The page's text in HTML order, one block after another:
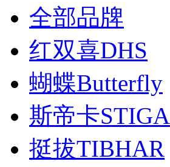
全部品牌
红双喜DHS
蝴蝶Butterfly
斯帝卡STIGA
挺拔TIBHAR